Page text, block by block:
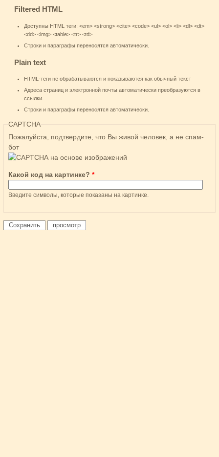
Filtered HTML
Доступны HTML теги: <em> <strong> <cite> <code> <ul> <ol> <li> <dl> <dt>
<dd> <img> <table> <tr> <td>
Строки и параграфы переносятся автоматически.
Plain text
HTML-теги не обрабатываются и показываются как обычный текст
Адреса страниц и электронной почты автоматически преобразуются в
ссылки.
Строки и параграфы переносятся автоматически.
CAPTCHA
Пожалуйста, подтвердите, что Вы живой человек, а не спам-
бот
Какой код на картинке? *
Введите символы, которые показаны на картинке.